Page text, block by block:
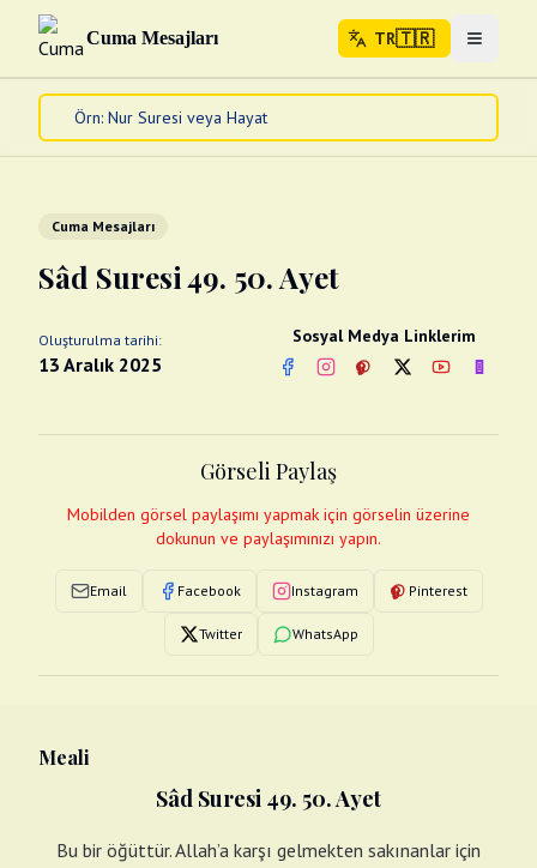
Cuma Mesajları TR🇹🇷 Menuyu
Ana Sayfa
Diğer
Abdest Videoları
Fotograflar
Cuma Mesajları
Sâd Suresi 49. 50. Ayet
Oluşturulma tarihi:
13 Aralık 2025
Sosyal Medya Linklerim
FacebookInstagram
PinterestTwitterYouTube
Görseli Paylaş
Mobilden görsel paylaşımı yapmak için görselin üzerine
dokunun ve paylaşımınızı yapın.
Email Facebook Instagram Pinterest
Twitter WhatsApp
Meali
Sâd Suresi 49. 50. Ayet
Bu bir öğüttür. Allah’a karşı gelmekten sakınanlar için